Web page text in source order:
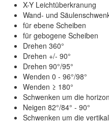
X-Y Leichtüberkranung
Wand- und
für ebene Scheiben
für gebogene Scheiben
Drehen 360°
Drehen +/- 90°
Drehen 90°/95°
Wenden 0 - 96°/98°
Wenden ≥ 180°
Schwenken um die
Neigen 82°/84° - 90°
Schwenken um die